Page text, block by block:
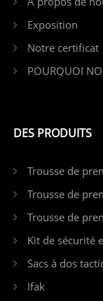
Exposition
Notre certificat
POURQUOI
DES PRODUITS
Trousse de
Trousse de
Trousse de
Kit de sécurité
Sacs à dos
Ifak